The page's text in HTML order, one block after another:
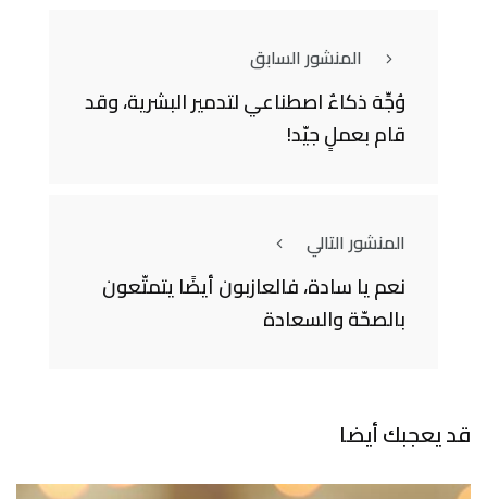
المنشور السابق
وُجِّهَ ذكاءٌ اصطناعي لتدمير البشرية، وقد
قام بعملٍ جيّد!
المنشور التالي
نعم يا سادة، فالعازبون أيضًا يتمتّعون
بالصحّة والسعادة
قد يعجبك أيضا